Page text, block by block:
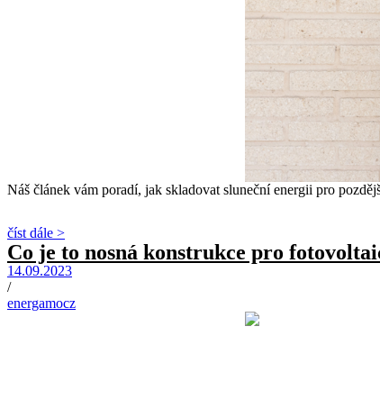
Náš článek vám poradí, jak skladovat sluneční energii pro
číst dále >
Co je to nosná konstrukce pro
14.09.2023
/
energamocz